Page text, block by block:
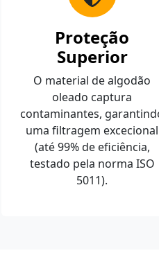
Proteção
Superior
O material de algodão
oleado captura
contaminantes,
uma filtragem excecional
(até 99% de eficiência,
testado pela norma ISO
5011).